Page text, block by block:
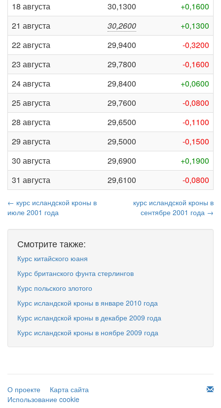
18 августа
30,1300
+0,1600
21 августа
30,2600
+0,1300
22 августа
29,9400
-0,3200
23 августа
29,7800
-0,1600
24 августа
29,8400
+0,0600
25 августа
29,7600
-0,0800
28 августа
29,6500
-0,1100
29 августа
29,5000
-0,1500
30 августа
29,6900
+0,1900
31 августа
29,6100 -0,0800
← курс исландской кроны в
июле 2001 года
курс исландской кроны в
сентябре 2001 года →
Смотрите также:
Курс китайского юаня
Курс британского фунта стерлингов
Курс польского злотого
Курс исландской кроны в январе 2010 года
Курс исландской кроны в декабре 2009 года
Курс исландской кроны в ноябре 2009 года
О проекте
Карта сайта
Использование cookie